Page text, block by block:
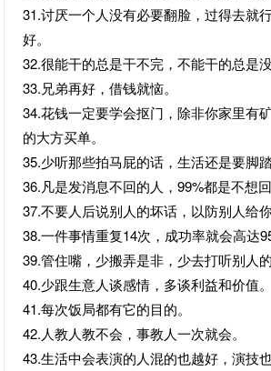
31.讨厌一个人没有必要翻脸，过得去就
好。
32.很能干的总是干不完，不能干的总是没
33.兄弟再好，借钱就恼。
34.花钱一定要学会抠门，除非你家里有
的大方买单。
35.少听那些拍马屁的话，生活还是要脚踏
36.凡是发消息不回的人，99%都是不想
37.不要人后说别人的坏话，以防别人给你
38.一件事情重复14次，成功率就会高达
39.管住嘴，少搬弄是非，少去打听别人的
40.少跟生意人谈感情，多谈利益和价值。
41.每次饭局都有它的目的。
42.人教人教不会，事教人一次就会。
43.生活中会表演的人混的也越好，演技